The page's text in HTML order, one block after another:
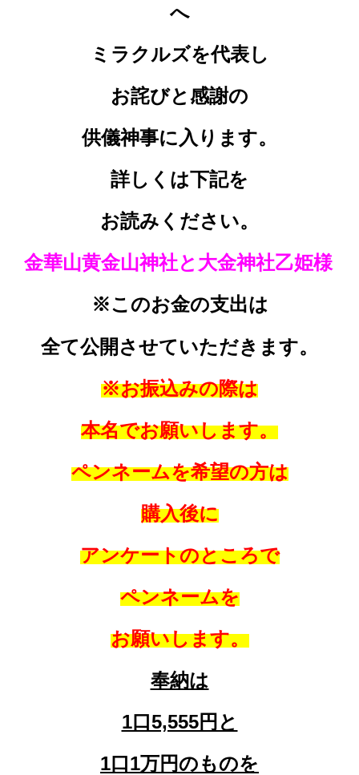
へ
ミラクルズを代表し
お詫びと感謝の
供儀神事に入ります。
詳しくは下記を
お読みください。
金華山黄金山神社と大金神社乙姫様
※このお金の支出は
全て公開させていただきます。
※お振込みの際は
本名でお願いします。
ペンネームを希望の方は
購入後に
アンケートのところで
ペンネームを
お願いします。
奉納は
1口5,555円と
1口1万円のものを